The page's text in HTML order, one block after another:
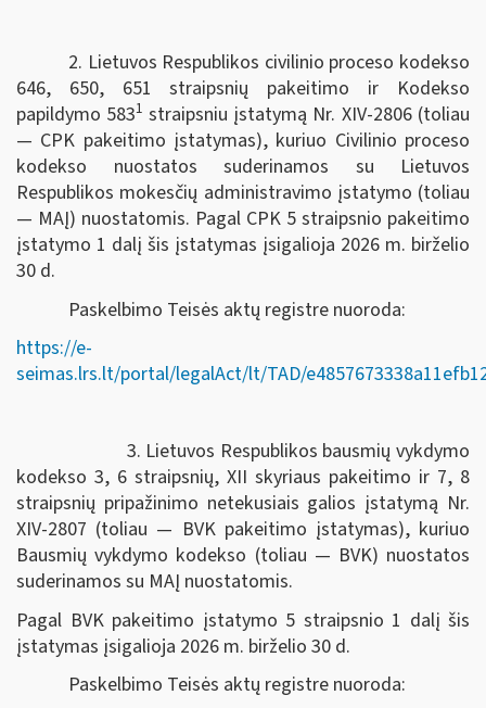
2. Lietuvos Respublikos civilinio proceso kodekso
646, 650, 651 straipsnių pakeitimo ir Kodekso
papildymo 5831 straipsniu įstatymą Nr. XIV-2806 (toliau
— CPK pakeitimo įstatymas), kuriuo Civilinio proceso
kodekso nuostatos suderinamos su Lietuvos
Respublikos mokesčių administravimo įstatymo (toliau
— MAĮ) nuostatomis. Pagal CPK 5 straipsnio pakeitimo
įstatymo 1 dalį šis įstatymas įsigalioja 2026 m. birželio
30 d.
Paskelbimo Teisės aktų registre nuoroda:
https://e-
seimas.lrs.lt/portal/legalAct/lt/TAD/
3. Lietuvos Respublikos bausmių vykdymo
kodekso 3, 6 straipsnių, XII skyriaus pakeitimo ir 7, 8
straipsnių pripažinimo netekusiais galios įstatymą Nr.
XIV-2807 (toliau — BVK pakeitimo įstatymas), kuriuo
Bausmių vykdymo kodekso (toliau — BVK) nuostatos
suderinamos su MAĮ nuostatomis.
Pagal BVK pakeitimo įstatymo 5 straipsnio 1 dalį šis
įstatymas įsigalioja 2026 m. birželio 30 d.
Paskelbimo Teisės aktų registre nuoroda: